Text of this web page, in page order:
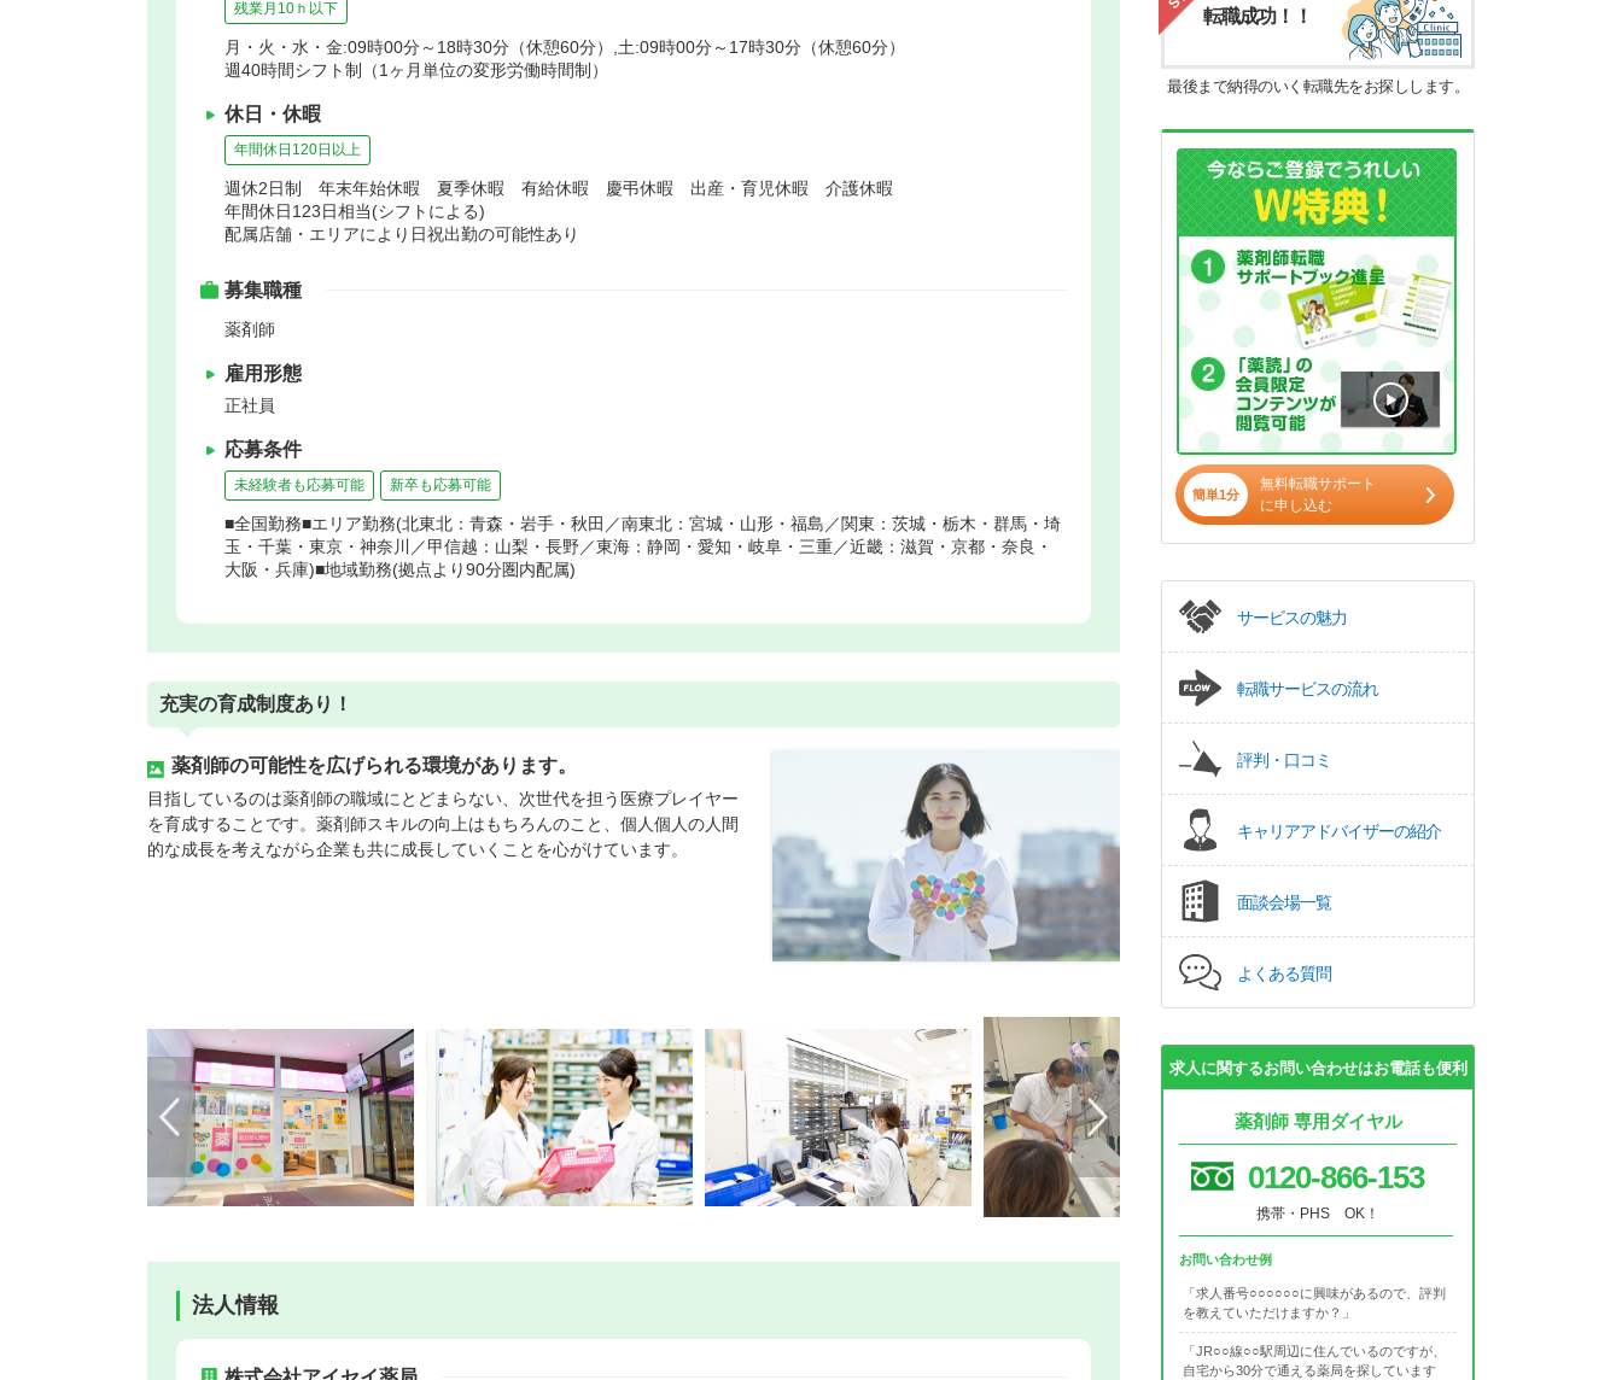
残業月10ｈ以下
月・火・水・金:09時00分～18時30分（休憩60分）,土:09時00分～17時30分（休憩60分）
週40時間シフト制（1ヶ月単位の変形労働時間制）
休日・休暇
年間休日120日以上
週休2日制 年末年始休暇 夏季休暇 有給休暇 慶弔休暇 出産・育児休暇 介護休暇
年間休日123日相当(シフトによる)
配属店舗・エリアにより日祝出勤の可能性あり
募集職種
薬剤師
雇用形態
正社員
応募条件
未経験者も応募可能 新卒も応募可能
■全国勤務■エリア勤務(北東北：青森・岩手・秋田／南東北：宮城・山形・福島／関東：茨城・栃木・群馬・埼
玉・千葉・東京・神奈川／甲信越：山梨・長野／東海：静岡・愛知・岐阜・三重／近畿：滋賀・京都・奈良・
大阪・兵庫)■地域勤務(拠点より90分圏内配属)
充実の育成制度あり！
薬剤師の可能性を広げられる環境があります。
目指しているのは薬剤師の職域にとどまらない、次世代を担う医療プレイヤー
を育成することです。薬剤師スキルの向上はもちろんのこと、個人個人の人間
的な成長を考えながら企業も共に成長していくことを心がけています。
法人情報
転職成功！！
最後まで納得のいく転職先をお探しします。
簡単1分
無料転職サポート
に申し込む
サービスの魅力
転職サービスの流れ
評判・口コミ
キャリアアドバイザーの紹介
面談会場一覧
よくある質問
求人に関するお問い合わせはお電話も便利
薬剤師 専用ダイヤル
0120-866-153
携帯・PHS OK！
お問い合わせ例
「求人番号○○○○○○に興味があるので、評判
を教えていただけますか？」
「JR○○線○○駅周辺に住んでいるのですが、
自宅から30分で通える薬局を探しています